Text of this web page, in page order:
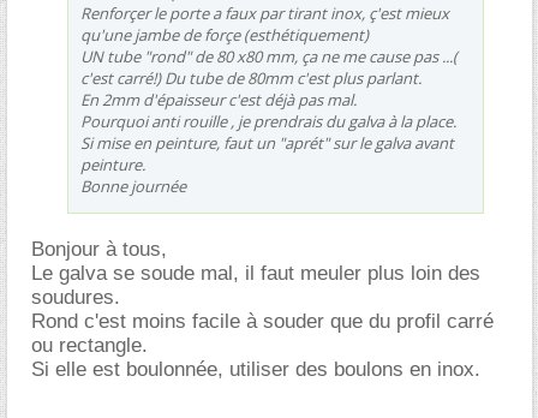
Renforçer le porte a faux par tirant inox, ç'est mieux
qu'une jambe de forçe (esthétiquement)
UN tube "rond" de 80 x80 mm, ça ne me cause pas ...(
c'est carré!) Du tube de 80mm c'est plus parlant.
En 2mm d'épaisseur c'est déjà pas mal.
Pourquoi anti rouille , je prendrais du galva à la place.
Si mise en peinture, faut un "aprét" sur le galva avant
peinture.
Bonne journée
Bonjour à tous,
Le galva se soude mal, il faut meuler plus loin des
soudures.
Rond c'est moins facile à souder que du profil carré
ou rectangle.
Si elle est boulonnée, utiliser des boulons en inox.